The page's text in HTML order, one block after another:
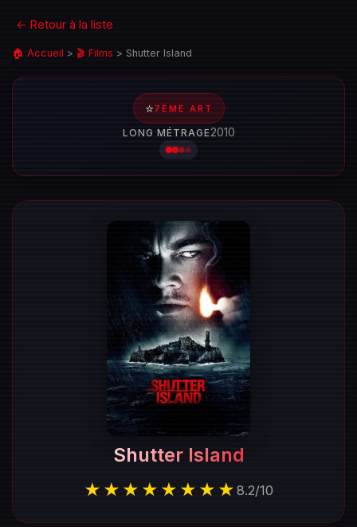
← Retour à la liste
🏠 Accueil > 🎬 Films > Shutter Island
⭐7ÈME ART
LONG MÉTRAGE2010
Shutter Island
★★★★★★★★ 8.2/10